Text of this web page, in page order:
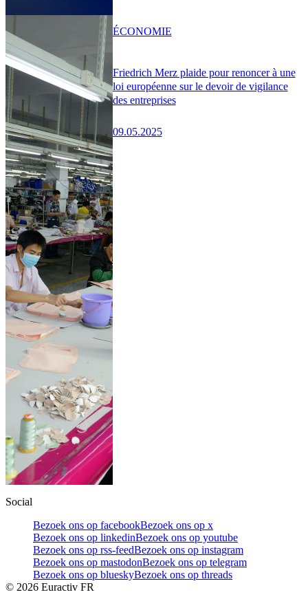
Friedrich Merz plaide pour renoncer à une
loi européenne sur le devoir de vigilance
des entreprises
09.05.2025
ÉCONOMIE
Social
Bezoek ons op facebookBezoek ons op x
Bezoek ons op linkedinBezoek ons op youtube
Bezoek ons op rss-feedBezoek ons op instagram
Bezoek ons op mastodonBezoek ons op telegram
Bezoek ons op blueskyBezoek ons op threads
© 2026 Euractiv FR